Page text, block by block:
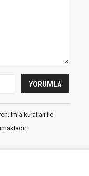
imla kuralları ile